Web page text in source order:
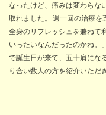
なったけど、痛みは変わらな
取れました。 週一回の治療を
全身のリフレッシュを兼ねて
いったいなんだったのかね。
で誕生日が来て、五十肩にな
り合い数人の方を紹介いただ